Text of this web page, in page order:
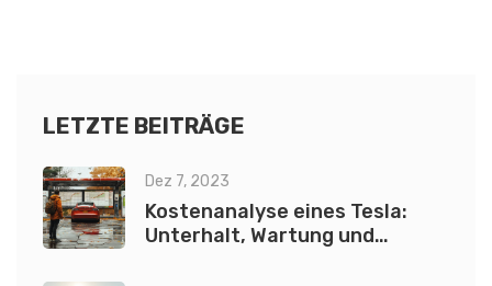
das Ganze lebendiger gestalten könnte.
LETZTE BEITRÄGE
Dez 7, 2023
Kostenanalyse eines Tesla:
Unterhalt, Wartung und